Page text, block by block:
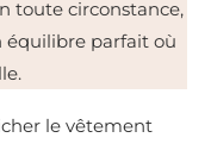
toute circonstance,
parfait où
le vêtement